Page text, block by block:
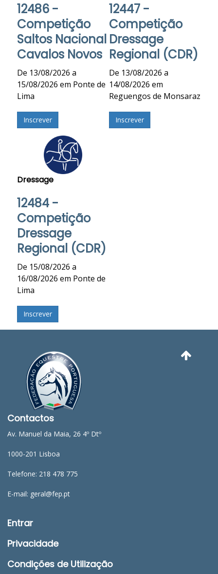
12486 -
Competição
Saltos Nacional
Cavalos Novos
De 13/08/2026 a
15/08/2026 em Ponte de
Lima
Inscrever
12447 -
Competição
Dressage
Regional (CDR)
De 13/08/2026 a
14/08/2026 em
Reguengos de Monsaraz
Inscrever
Dressage
12484 -
Competição
Dressage
Regional (CDR)
De 15/08/2026 a
16/08/2026 em Ponte de
Lima
Inscrever
Contactos
Av. Manuel da Maia, 26 4º Dtº
1000-201 Lisboa
Telefone: 218 478 775
E-mail: geral@fep.pt
Entrar
Privacidade
Condições de Utilização